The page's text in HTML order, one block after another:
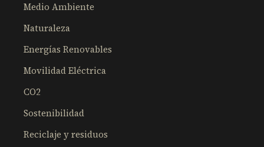
Medio Ambiente
Naturaleza
Energías Renovables
Movilidad Eléctrica
CO2
Sostenibilidad
Reciclaje y residuos